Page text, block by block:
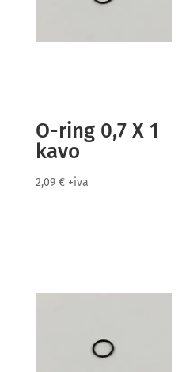
O-ring 0,7 X 1
kavo
2,09 € +iva